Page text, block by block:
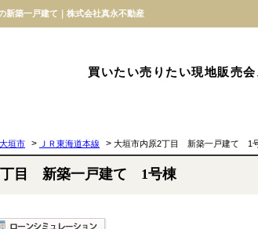
築一戸建て｜株式会社真永不動産
買いたい売りたい現地販売会
大垣市 > ＪＲ東海道本線 > 大垣市内原2丁目 新築一戸建て 1
丁目 新築一戸建て 1号棟